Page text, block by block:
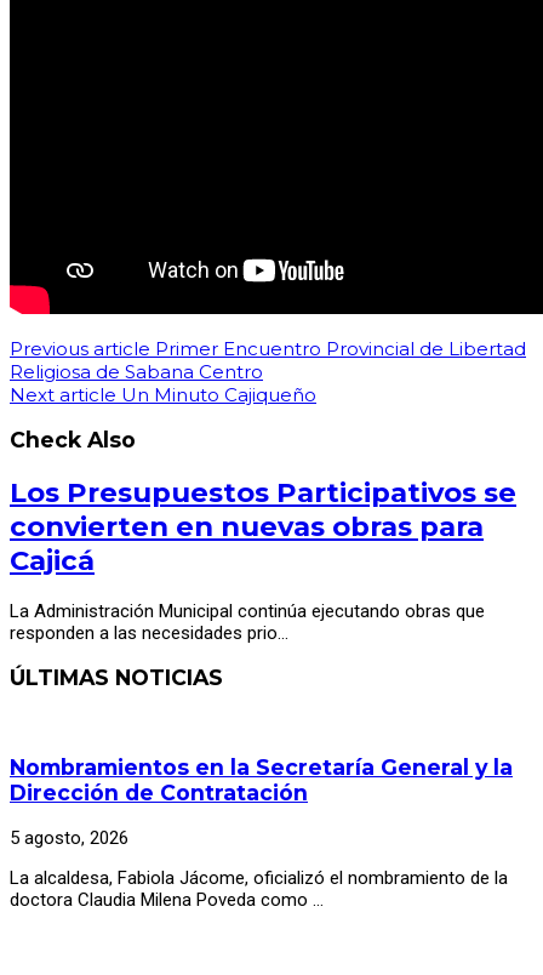
Previous article Primer Encuentro Provincial de Libertad
Religiosa de Sabana Centro
Next article Un Minuto Cajiqueño
Check Also
Los Presupuestos Participativos se
convierten en nuevas obras para
Cajicá
La Administración Municipal continúa ejecutando obras que
responden a las necesidades prio…
ÚLTIMAS NOTICIAS
Nombramientos en la Secretaría General y la
Dirección de Contratación
5 agosto, 2026
La alcaldesa, Fabiola Jácome, oficializó el nombramiento de la
doctora Claudia Milena Poveda como …